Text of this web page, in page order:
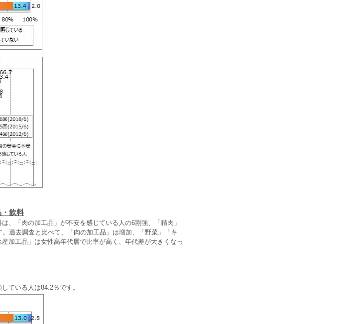
飲料
、「肉の加工品」が不安を感じている人の6割強、「精肉」
過去調査と比べて、「肉の加工品」は増加、「野菜」「キ
加工品」は女性高年代層で比率が高く、年代差が大きくなっ
ている人は84.2％です。